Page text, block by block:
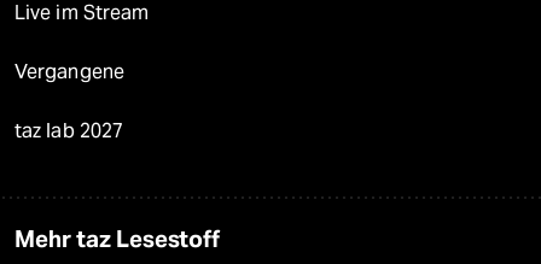
Live im Stream
Vergangene
taz lab 2027
Mehr taz Lesestoff